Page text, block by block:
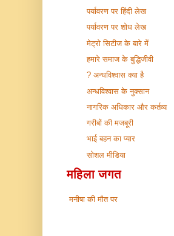
पर्यावरण पर हिंदी लेख
पर्यावरण पर शोध लेख
मेट्रो सिटीज के बारे में
हमारे समाज के बुद्धिजीवी
अन्धविश्वास क्या है ?
अन्धविश्वास के नुक्सान
नागरिक अधिकार और कर्तव्य
गरीबों की मजबूरी
भाई बहन का प्यार
सोशल मीडिया
महिला जगत
मनीषा की मौत पर